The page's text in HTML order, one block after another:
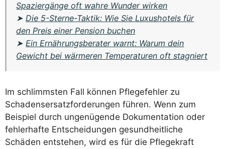
Spaziergänge oft wahre Wunder wirken
➤Die 5-Sterne-Taktik: Wie Sie Luxushotels für
den Preis einer Pension buchen
➤Ein Ernährungsberater warnt: Warum dein
Gewicht bei wärmeren Temperaturen oft stagniert
Im schlimmsten Fall können Pflegefehler zu
Schadensersatzforderungen führen. Wenn zum
Beispiel durch ungenügende Dokumentation oder
fehlerhafte Entscheidungen gesundheitliche
Schäden entstehen, wird es für die Pflegekraft